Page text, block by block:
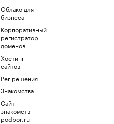
Облако для
бизнеса
Корпоративный
регистратор
доменов
Хостинг
сайтов
Рег.решения
Знакомства
Сайт
знакомств
podbor.ru